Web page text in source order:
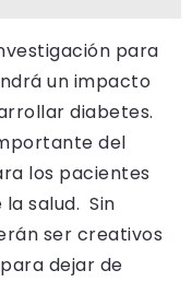
para
un impacto
diabetes.
del
los pacientes
salud. Sin
ser creativos
dejar de